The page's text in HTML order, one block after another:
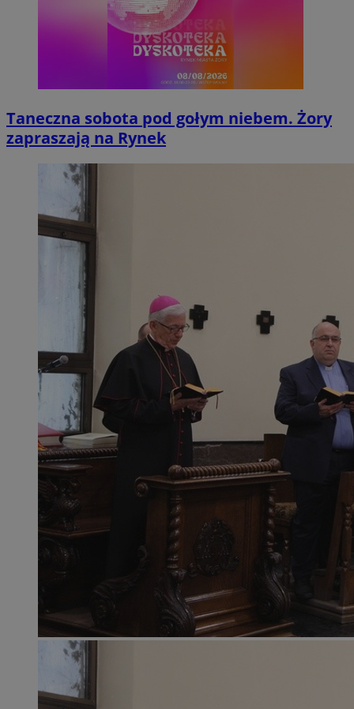
Taneczna sobota pod gołym niebem. Żory
zapraszają na Rynek